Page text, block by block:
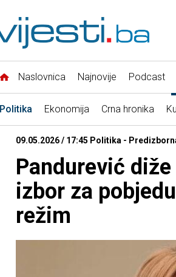
Naslovnica Najnovije Podcast
Politika Ekonomija Crna hronika
09.05.2026 / 17:45 Politika -
Pandurević
izbor za
režim